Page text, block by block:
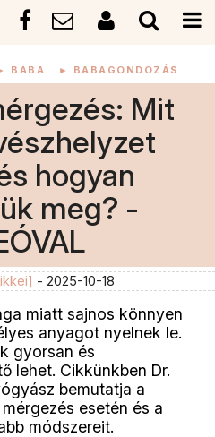
BABA ► BABAGONDOZÁS
Mit
hogyan
meg? -
- 2025-10-18
miatt sajnos könnyen
anyagot nyelnek le.
gyorsan és
lehet. Cikkünkben Dr.
bemutatja a
esetén és a
módszereit.